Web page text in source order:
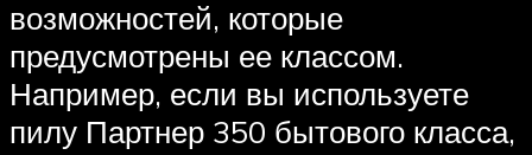
возможностей, которые
предусмотрены ее классом.
Например, если вы используете
пилу Партнер 350 бытового класса,